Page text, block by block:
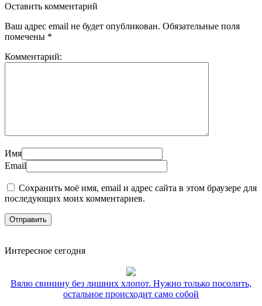
Оставить комментарий
Ваш адрес email не будет опубликован. Обязательные поля
помечены *
Комментарий:
Имя
Email
Сохранить моё имя, email и адрес сайта в этом браузере для
последующих моих комментариев.
Интересное сегодня
Вялю свинину без лишних хлопот. Нужно только посолить,
остальное происходит само собой